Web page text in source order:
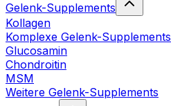
Gelenk-Supplements
Kollagen
Komplexe Gelenk-Supplements
Glucosamin
Chondroitin
MSM
Weitere Gelenk-Supplements